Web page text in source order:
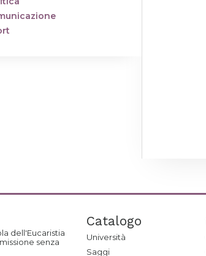
dell'Eucaristia
senza
Catalogo
Università
Saggi